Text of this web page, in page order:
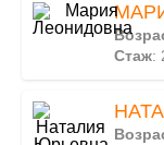
Стаж: